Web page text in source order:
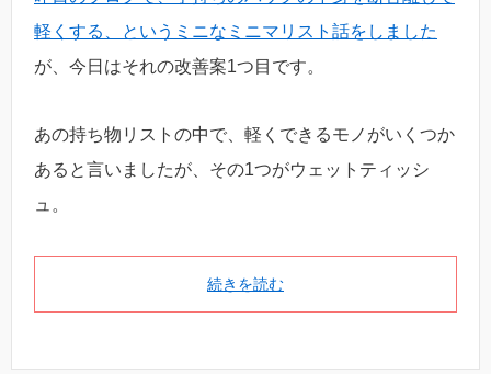
軽くする、というミニなミニマリスト話をしました
が、今日はそれの改善案1つ目です。
あの持ち物リストの中で、軽くできるモノがいくつか
あると言いましたが、その1つがウェットティッシ
ュ。
続きを読む